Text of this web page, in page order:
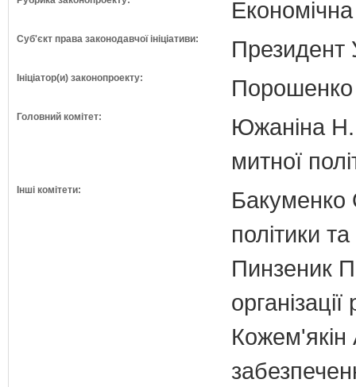
Суб'єкт права законодавчої ініціативи: Президент
Ініціатор(и) законопроекту: Порошенко
Головний комітет:
Южаніна
митної
Інші комітети:
Бакуменко
політики
Пинзеник
Кожем'якін